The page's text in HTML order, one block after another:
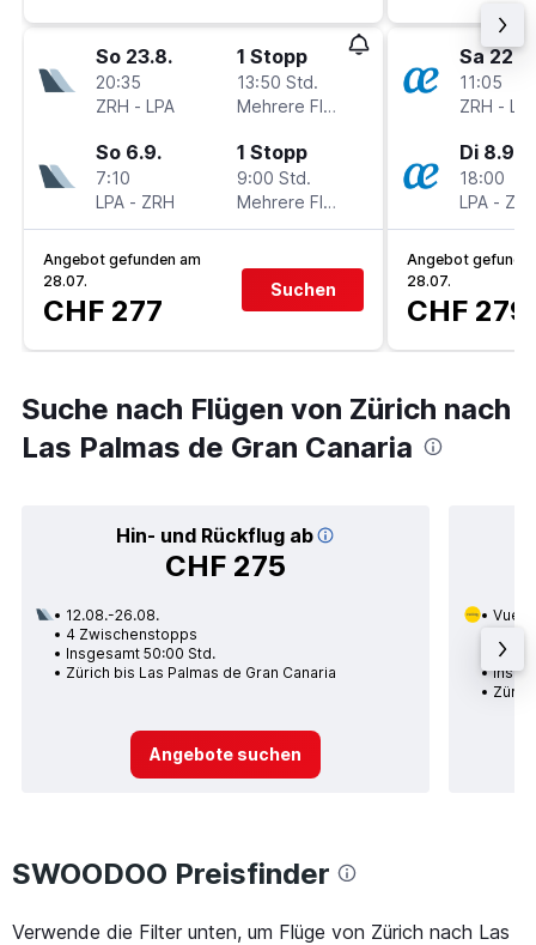
So 23.8.
20:35
ZRH - LPA
1 Stopp
13:50 Std.
Mehrere Fluglinien
So 6.9.
7:10
LPA - ZRH
1 Stopp
9:00 Std.
Mehrere Fluglinien
Angebot gefunden am
28.07.
CHF 277
Suchen
Sa 22.8.
11:05
ZRH -
Di 8.9.
18:00
LPA -
Angebot
28.07.
CHF 279
Suche nach Flügen von Zürich nach
Las Palmas de Gran Canaria
Hin- und Rückflug ab
CHF 275
12.08.-26.08.
4 Zwischenstopps
Insgesamt 50:00 Std.
Zürich bis Las Palmas de Gran Canaria
Angebote suchen
1
SWOODOO Preisfinder
Verwende die Filter unten, um Flüge von Zürich nach Las